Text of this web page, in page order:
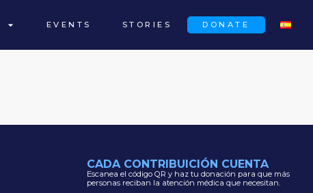
EVENTS STORIES DONATE
CADA CONTRIBUICIÓN CUENTA
Escanea el código QR y haz tu donación para que más
personas reciban la atención médica que necesitan.